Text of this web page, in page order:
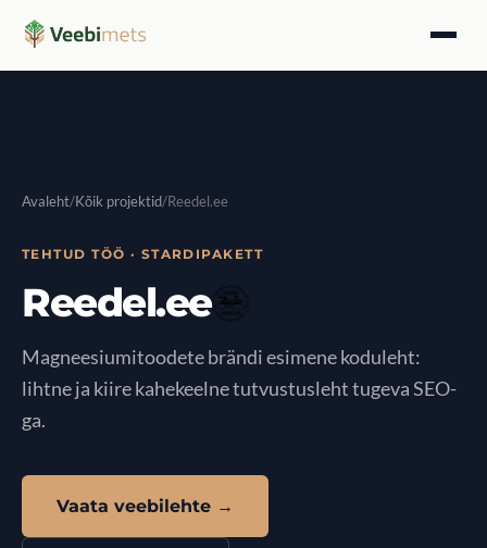
Avaleht/Kõik projektid/Reedel.ee
TEHTUD TÖÖ · STARDIPAKETT
Reedel.ee
Magneesiumitoodete brändi esimene koduleht:
lihtne ja kiire kahekeelne tutvustusleht tugeva SEO-
ga.
Vaata veebilehte →